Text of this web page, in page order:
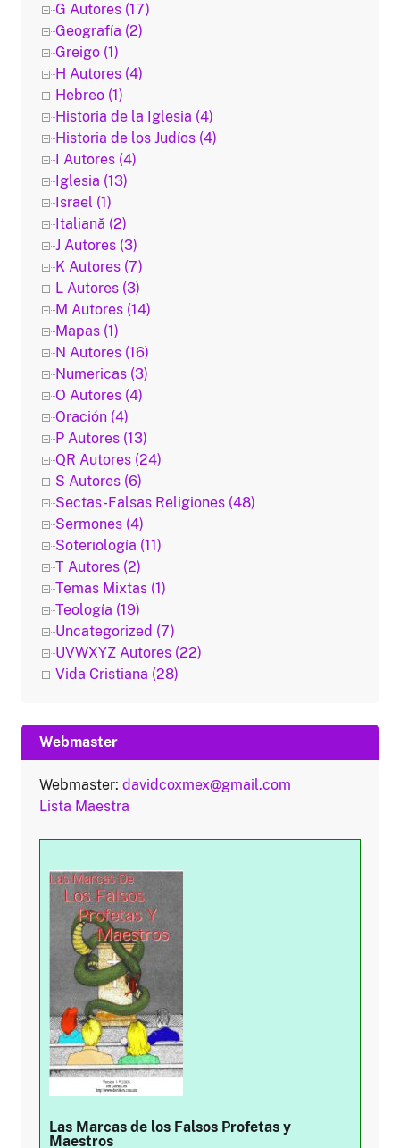
G Autores (17)
Geografía (2)
Greigo (1)
H Autores (4)
Hebreo (1)
Historia de la Iglesia (4)
Historia de los Judíos (4)
I Autores (4)
Iglesia (13)
Israel (1)
Italiană (2)
J Autores (3)
K Autores (7)
L Autores (3)
M Autores (14)
Mapas (1)
N Autores (16)
Numericas (3)
O Autores (4)
Oración (4)
P Autores (13)
QR Autores (24)
S Autores (6)
Sectas-Falsas Religiones (48)
Sermones (4)
Soteriología (11)
T Autores (2)
Temas Mixtas (1)
Teología (19)
Uncategorized (7)
UVWXYZ Autores (22)
Vida Cristiana (28)
Webmaster
Webmaster: davidcoxmex@gmail.com
Lista Maestra
Las Marcas de los Falsos Profetas y
Maestros